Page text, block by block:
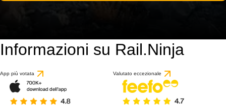
Informazioni su Rail.Ninja
App più votata Valutato eccezionale